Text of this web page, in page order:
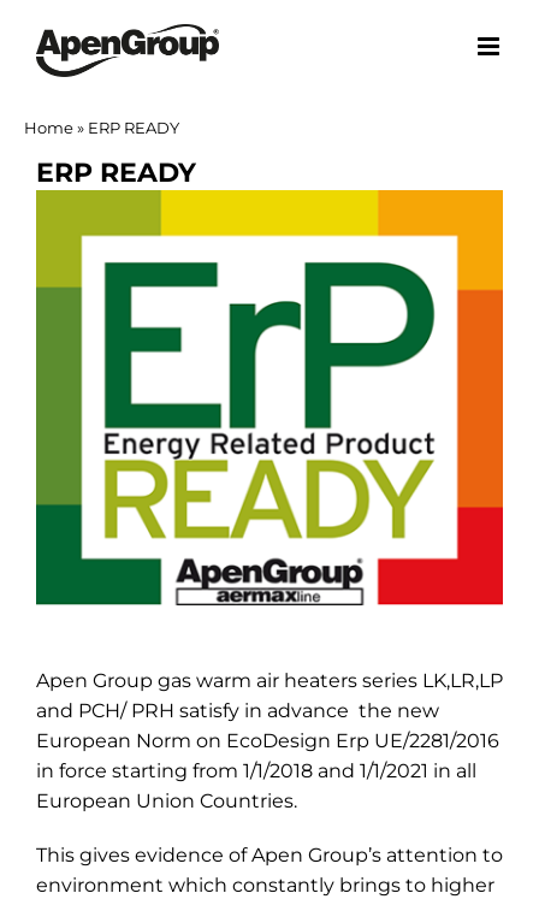
content
Home» ERP READY
ERP READY
Larger
Apen Group gas warm air heaters series LK,LR,LP
and PCH/ PRH satisfy in advance the new
European Norm on EcoDesign Erp UE/2281/2016
in force starting from 1/1/2018 and 1/1/2021 in all
European Union Countries.
This gives evidence of Apen Group’s attention to
environment which constantly brings to higher